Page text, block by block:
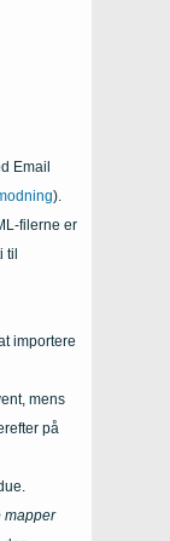
Email
).
filerne er
til
importere
mens
på
mapper